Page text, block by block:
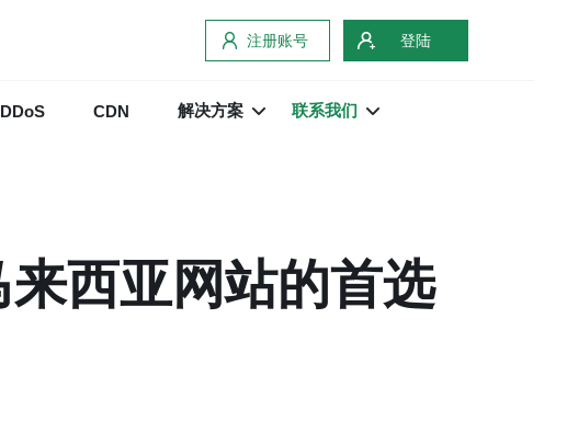
注册账号 登陆
DDoS CDN 解决方案 联系我们
西亚网站的首选